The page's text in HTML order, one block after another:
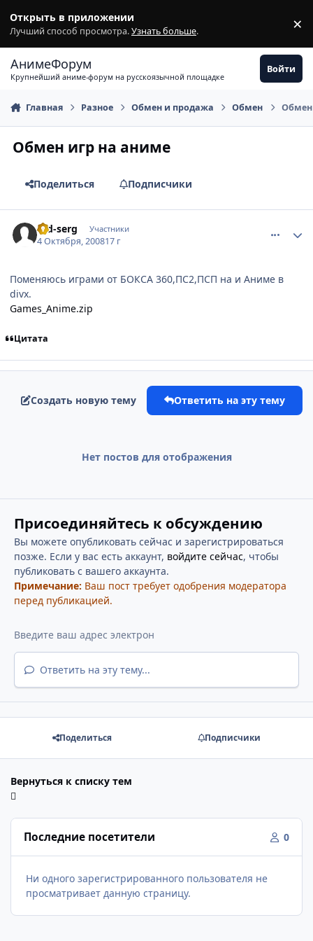
Открыть в приложении
Лучший способ просмотра.Узнать больше. ×
АнимеФорум
Крупнейший аниме-форум на русскоязычной площадке
Войти
Главная Разное Обмен и продажа Обмен Обмен
Обмен игр на аниме
Поделиться Подписчики
red-serg Участники
4 Октября, 200817 г
Поменяюсь играми от БОКСА 360,ПС2,ПСП на и Аниме в
divx.
Games_Anime.zip
Цитата
Создать новую тему Ответить на эту тему
Нет постов для отображения
Присоединяйтесь к обсуждению
Вы можете опубликовать сейчас и зарегистрироваться
позже. Если у вас есть аккаунт, войдите сейчас, чтобы
публиковать с вашего аккаунта.
Примечание: Ваш пост требует одобрения модератора
перед публикацией.
Ответить на эту тему...
Поделиться Подписчики
Вернуться к списку тем
Последние посетители 0
Ни одного зарегистрированного пользователя не
просматривает данную страницу.